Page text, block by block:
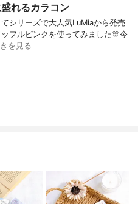
れるカラコン
シリーズで大人気LuMiaから発売
フルピンクを使ってみました🫶今
を見る